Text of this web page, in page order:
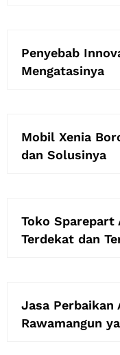
Penyebab
Mengatasinya
Mobil Xenia
dan Solusinya
Toko Sparepart
Terdekat dan
Jasa Perbaikan
Rawamangun